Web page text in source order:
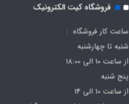
فروشگاه کیت الکترونیک
ساعت کار فروشگاه :
شنبه تا چهارشنبه
از ساعت 10 الی 18:00
پنج شنبه
از ساعت 10 الی 14